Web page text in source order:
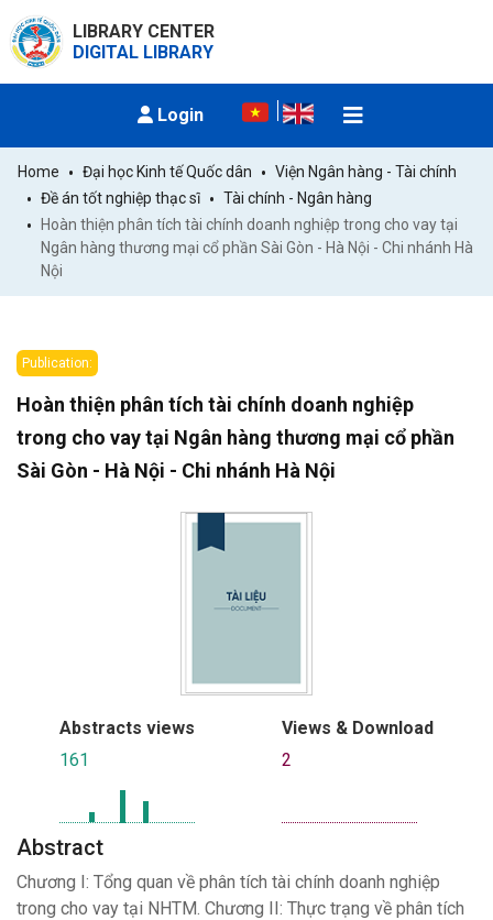
LIBRARY CENTER
DIGITAL LIBRARY
Login
Home Đại học Kinh tế Quốc dân
Viện Ngân hàng - Tài chính
Đề án tốt nghiệp thạc sĩ
Tài chính - Ngân hàng
Hoàn thiện phân tích tài chính doanh nghiệp trong cho vay tại
Ngân hàng thương mại cổ phần Sài Gòn - Hà Nội - Chi nhánh Hà
Nội
Publication:
Hoàn thiện phân tích tài chính doanh nghiệp
trong cho vay tại Ngân hàng thương mại cổ phần
Sài Gòn - Hà Nội - Chi nhánh Hà Nội
Abstracts views
161
Views & Download
2
Abstract
Chương I: Tổng quan về phân tích tài chính doanh nghiệp
trong cho vay tại NHTM. Chương II: Thực trạng về phân tích